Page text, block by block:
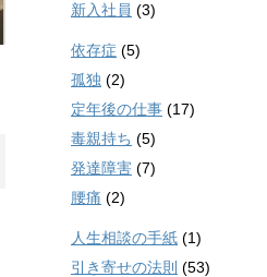
新入社員 (3)
依存症 (5)
孤独 (2)
定年後の仕事 (17)
毒親持ち (5)
発達障害 (7)
腰痛 (2)
人生相談の手紙 (1)
引き寄せの法則 (53)